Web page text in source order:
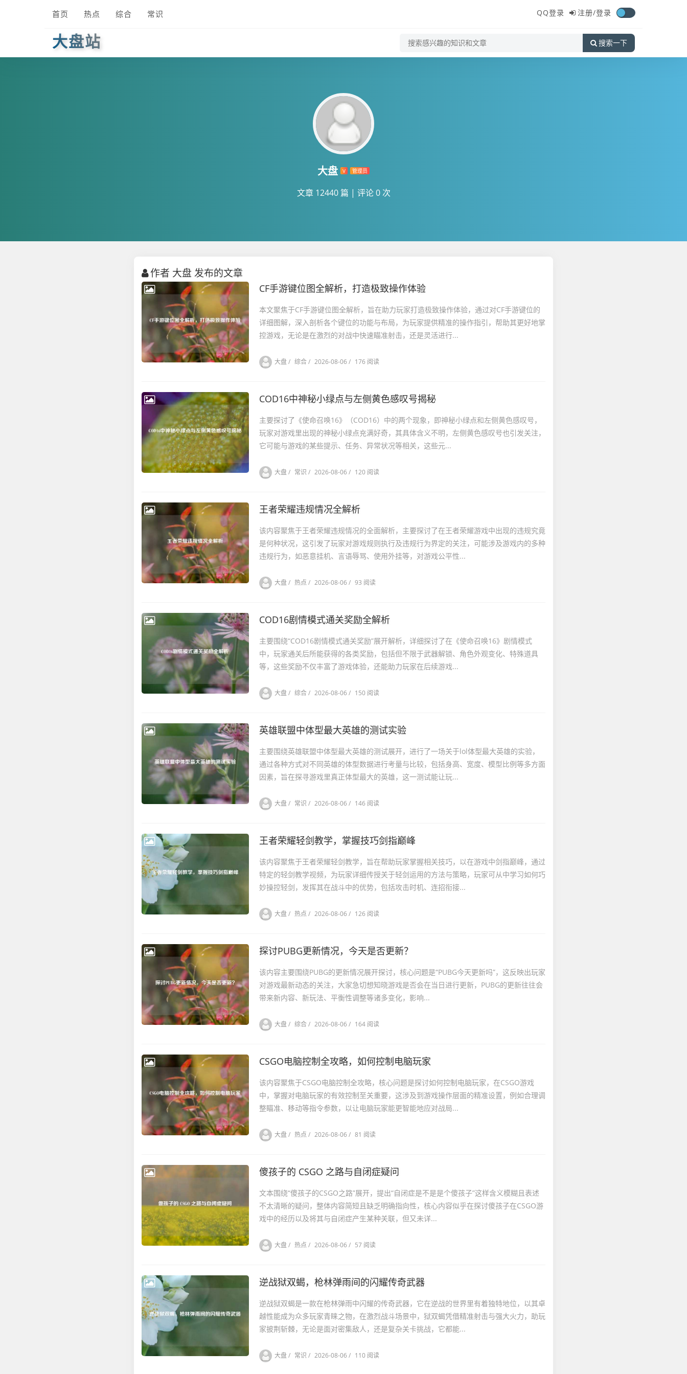
首页 热点 综合 常识 QQ登录 注册/登录
大盘站 搜索一下
大盘 V 管理员
文章 12440 篇 | 评论 0 次
作者 大盘 发布的文章
CF手游键位图全解析，打造极致操作体验
本文聚焦于CF手游键位图全解析，旨在助力玩家打造极致操作体验，通过对CF手游键位的
详细图解，深入剖析各个键位的功能与布局，为玩家提供精准的操作指引，帮助其更好地掌
控游戏，无论是在激烈的对战中快速瞄准射击，还是灵活进行...
大盘 / 综合 / 2026-08-06 / 176 阅读
COD16中神秘小绿点与左侧黄色感叹号揭秘
主要探讨了《使命召唤16》（COD16）中的两个现象，即神秘小绿点和左侧黄色感叹号，
玩家对游戏里出现的神秘小绿点充满好奇，其具体含义不明，左侧黄色感叹号也引发关注，
它可能与游戏的某些提示、任务、异常状况等相关，这些元...
大盘 / 常识 / 2026-08-06 / 120 阅读
王者荣耀违规情况全解析
该内容聚焦于王者荣耀违规情况的全面解析，主要探讨了在王者荣耀游戏中出现的违规究竟
是何种状况，这引发了玩家对游戏规则执行及违规行为界定的关注，可能涉及游戏内的多种
违规行为，如恶意挂机、言语辱骂、使用外挂等，对游戏公平性...
大盘 / 热点 / 2026-08-06 / 93 阅读
COD16剧情模式通关奖励全解析
主要围绕“COD16剧情模式通关奖励”展开解析，详细探讨了在《使命召唤16》剧情模式
中，玩家通关后所能获得的各类奖励，包括但不限于武器解锁、角色外观变化、特殊道具
等，这些奖励不仅丰富了游戏体验，还能助力玩家在后续游戏...
大盘 / 综合 / 2026-08-06 / 150 阅读
英雄联盟中体型最大英雄的测试实验
主要围绕英雄联盟中体型最大英雄的测试展开，进行了一场关于lol体型最大英雄的实验，
通过各种方式对不同英雄的体型数据进行考量与比较，包括身高、宽度、模型比例等多方面
因素，旨在探寻游戏里真正体型最大的英雄，这一测试能让玩...
大盘 / 常识 / 2026-08-06 / 146 阅读
王者荣耀轻剑教学，掌握技巧剑指巅峰
该内容聚焦于王者荣耀轻剑教学，旨在帮助玩家掌握相关技巧，以在游戏中剑指巅峰，通过
特定的轻剑教学视频，为玩家详细传授关于轻剑运用的方法与策略，玩家可从中学习如何巧
妙操控轻剑，发挥其在战斗中的优势，包括攻击时机、连招衔接...
大盘 / 热点 / 2026-08-06 / 126 阅读
探讨PUBG更新情况，今天是否更新？
该内容主要围绕PUBG的更新情况展开探讨，核心问题是“PUBG今天更新吗”，这反映出玩家
对游戏最新动态的关注，大家急切想知晓游戏是否会在当日进行更新，PUBG的更新往往会
带来新内容、新玩法、平衡性调整等诸多变化，影响...
大盘 / 综合 / 2026-08-06 / 164 阅读
CSGO电脑控制全攻略，如何控制电脑玩家
该内容聚焦于CSGO电脑控制全攻略，核心问题是探讨如何控制电脑玩家，在CSGO游戏
中，掌握对电脑玩家的有效控制至关重要，这涉及到游戏操作层面的精准设置，例如合理调
整瞄准、移动等指令参数，以让电脑玩家能更智能地应对战局...
大盘 / 热点 / 2026-08-06 / 81 阅读
傻孩子的 CSGO 之路与自闭症疑问
文本围绕“傻孩子的CSGO之路”展开，提出“自闭症是不是是个傻孩子”这样含义模糊且表述
不太清晰的疑问，整体内容简短且缺乏明确指向性，核心内容似乎在探讨傻孩子在CSGO游
戏中的经历以及将其与自闭症产生某种关联，但又未详...
大盘 / 热点 / 2026-08-06 / 57 阅读
逆战狱双蝎，枪林弹雨间的闪耀传奇武器
逆战狱双蝎是一款在枪林弹雨中闪耀的传奇武器，它在逆战的世界里有着独特地位，以其卓
越性能成为众多玩家青睐之物，在激烈战斗场景中，狱双蝎凭借精准射击与强大火力，助玩
家披荆斩棘，无论是面对密集敌人，还是复杂关卡挑战，它都能...
大盘 / 常识 / 2026-08-06 / 110 阅读